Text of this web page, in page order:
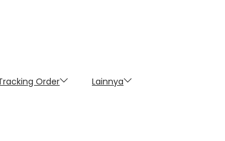
Order Lainnya